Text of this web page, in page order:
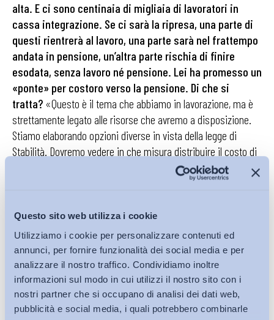
Questo sito web utilizza i cookie
Utilizziamo i cookie per personalizzare contenuti ed
annunci, per fornire funzionalità dei social media e per
analizzare il nostro traffico. Condividiamo inoltre
informazioni sul modo in cui utilizzi il nostro sito con i
nostri partner che si occupano di analisi dei dati web,
pubblicità e social media, i quali potrebbero combinarle
alta. E ci sono centinaia di migliaia di lavoratori in
cassa integrazione. Se ci sarà la ripresa, una parte di
questi rientrerà al lavoro, una parte sarà nel frattempo
andata in pensione, un’altra parte rischia di finire
esodata, senza lavoro né pensione. Lei ha promesso un
«ponte» per costoro verso la pensione. Di che si
tratta? «Questo è il tema che abbiamo in lavorazione, ma è
strettamente legato alle risorse che avremo a disposizione.
Stiamo elaborando opzioni diverse in vista della legge di
Stabilità. Dovremo vedere in che misura distribuire il costo di
questo piccolo ponte o scivolo che dir si voglia tra lavoratori,
Tra le ipotesi allo studio c’è anche il «prestito
pensionistico»: il lavoratore cui manchino 2-3 anni alla
pensione prende un anticipodi 6-700euro che poi
restituirà in piccole rate al raggiungimento dell’età
pensionabile?«Si tratta di un’ipotesi che aveva formulato il